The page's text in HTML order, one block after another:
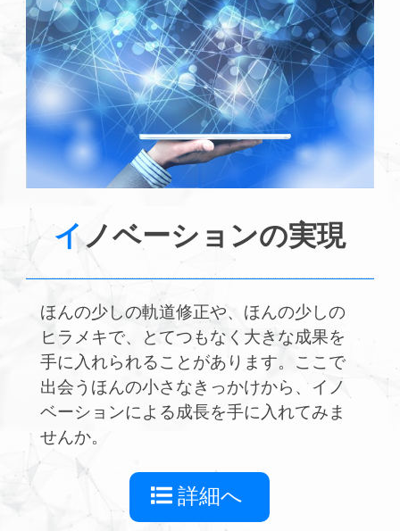
イノベーションの実現
ほんの少しの軌道修正や、ほんの少しの
ヒラメキで、とてつもなく大きな成果を
手に入れられることがあります。ここで
出会うほんの小さなきっかけから、イノ
ベーションによる成長を手に入れてみま
せんか。
詳細へ